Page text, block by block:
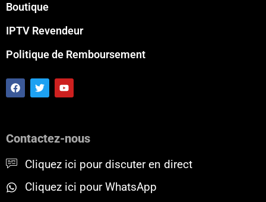
Boutique
IPTV Revendeur
Politique de Remboursement
F
a
c
o
T
w
i
r
Y
o
u
e
Contactez-nous
Cliquez ici pour discuter en direct
Cliquez ici pour WhatsApp